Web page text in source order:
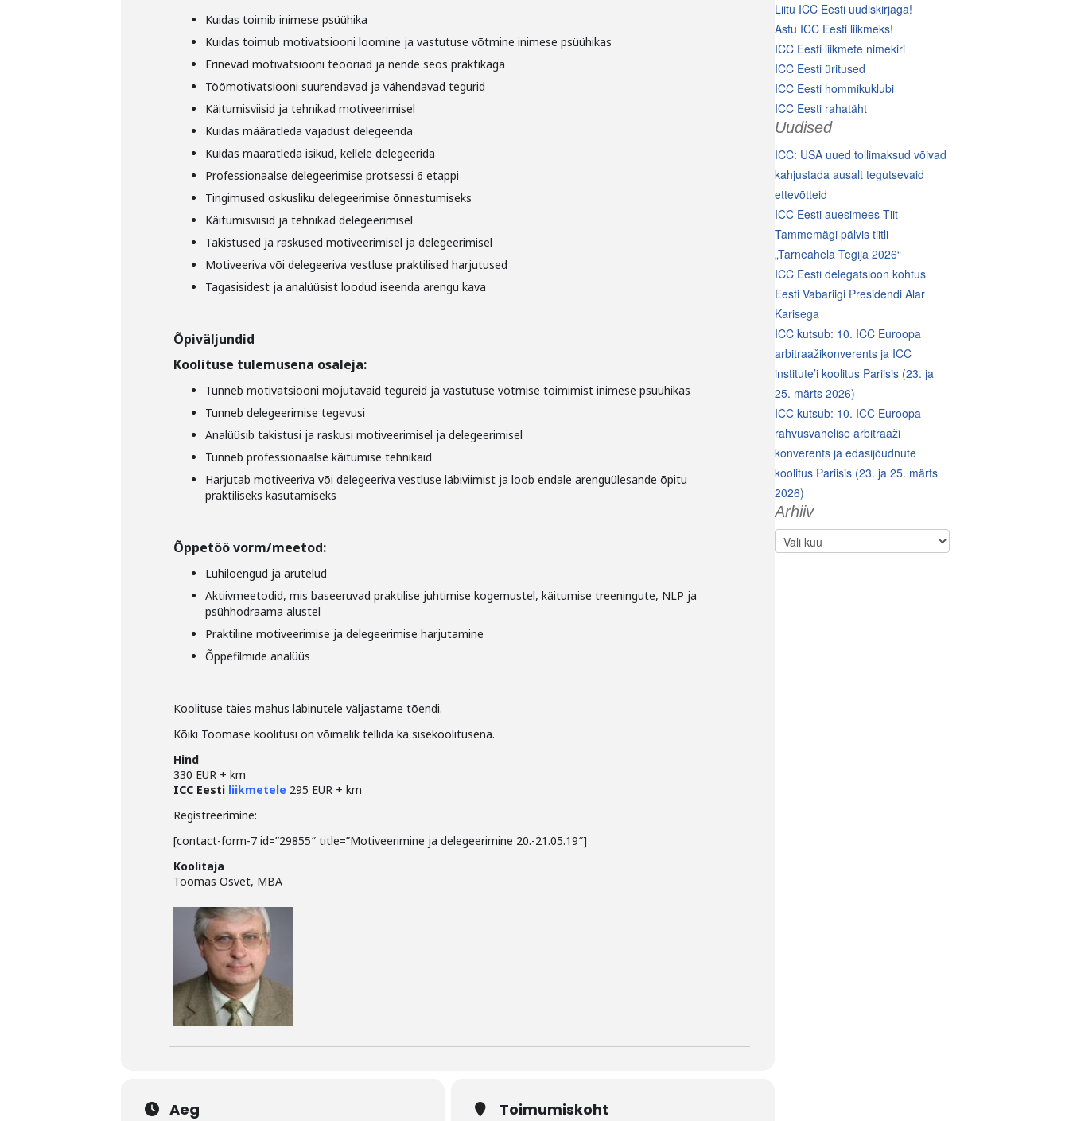
Kuidas toimib inimese psüühika
Kuidas toimub motivatsiooni loomine ja vastutuse võtmine inimese psüühikas
Erinevad motivatsiooni teooriad ja nende seos praktikaga
Töömotivatsiooni suurendavad ja vähendavad tegurid
Käitumisviisid ja tehnikad motiveerimisel
Kuidas määratleda vajadust delegeerida
Kuidas määratleda isikud, kellele delegeerida
Professionaalse delegeerimise protsessi 6 etappi
Tingimused oskusliku delegeerimise õnnestumiseks
Käitumisviisid ja tehnikad delegeerimisel
Takistused ja raskused motiveerimisel ja delegeerimisel
Motiveeriva või delegeeriva vestluse praktilised harjutused
Tagasisidest ja analüüsist loodud iseenda arengu kava
Õpiväljundid
Koolituse tulemusena osaleja:
Tunneb motivatsiooni mõjutavaid tegureid ja vastutuse võtmise toimimist inimese psüühikas
Tunneb delegeerimise tegevusi
Analüüsib takistusi ja raskusi motiveerimisel ja delegeerimisel
Tunneb professionaalse käitumise tehnikaid
Harjutab motiveeriva või delegeeriva vestluse läbiviimist ja loob endale arenguülesande õpitu
praktiliseks kasutamiseks
Õppetöö vorm/meetod:
Lühiloengud ja arutelud
Aktiivmeetodid, mis baseeruvad praktilise juhtimise kogemustel, käitumise treeningute, NLP ja
psühhodraama alustel
Praktiline motiveerimise ja delegeerimise harjutamine
Õppefilmide analüüs
Koolituse täies mahus läbinutele väljastame tõendi.
Kõiki Toomase koolitusi on võimalik tellida ka sisekoolitusena.
Hind
330 EUR + km
ICC Eesti liikmetele 295 EUR + km
Registreerimine:
[contact-form-7 id=”29855″ title=”Motiveerimine ja delegeerimine 20.-21.05.19″]
Koolitaja
Toomas Osvet, MBA
Aeg Toimumiskoht
Liitu ICC Eesti uudiskirjaga!
Astu ICC Eesti liikmeks!
ICC Eesti liikmete nimekiri
ICC Eesti üritused
ICC Eesti hommikuklubi
ICC Eesti rahatäht
Uudised
ICC: USA uued tollimaksud võivad
kahjustada ausalt tegutsevaid
ettevõtteid
ICC Eesti auesimees Tiit
Tammemägi pälvis tiitli
„Tarneahela Tegija 2026“
ICC Eesti delegatsioon kohtus
Eesti Vabariigi Presidendi Alar
Karisega
ICC kutsub: 10. ICC Euroopa
arbitraažikonverents ja ICC
institute’i koolitus Pariisis (23. ja
25. märts 2026)
ICC kutsub: 10. ICC Euroopa
rahvusvahelise arbitraaži
konverents ja edasijõudnute
koolitus Pariisis (23. ja 25. märts
2026)
Arhiiv
Arhiiv